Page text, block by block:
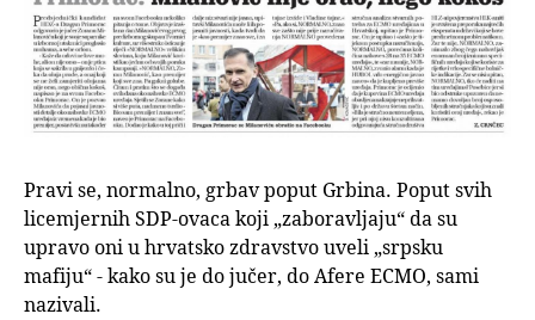
Pravi se, normalno, grbav poput Grbina. Poput svih
licemjernih SDP-ovaca koji „zaboravljaju“ da su
upravo oni u hrvatsko zdravstvo uveli „srpsku
mafiju“ - kako su je do jučer, do Afere ECMO, sami
nazivali.